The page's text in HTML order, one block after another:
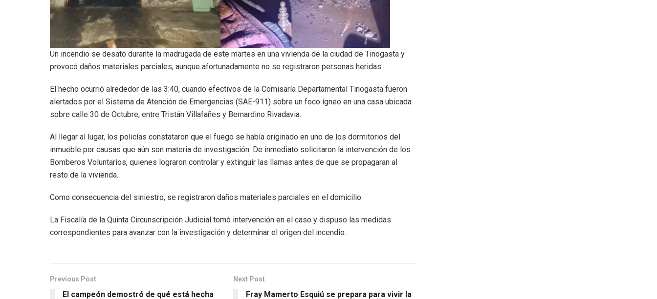
Un incendio se desató durante la madrugada de este martes en una vivienda de la ciudad de Tinogasta y
provocó daños materiales parciales, aunque afortunadamente no se registraron personas heridas.
El hecho ocurrió alrededor de las 3:40, cuando efectivos de la Comisaría Departamental Tinogasta fueron
alertados por el Sistema de Atención de Emergencias (SAE-911) sobre un foco ígneo en una casa ubicada
sobre calle 30 de Octubre, entre Tristán Villafañes y Bernardino Rivadavia.
Al llegar al lugar, los policías constataron que el fuego se había originado en uno de los dormitorios del
inmueble por causas que aún son materia de investigación. De inmediato solicitaron la intervención de los
Bomberos Voluntarios, quienes lograron controlar y extinguir las llamas antes de que se propagaran al
resto de la vivienda.
Como consecuencia del siniestro, se registraron daños materiales parciales en el domicilio.
La Fiscalía de la Quinta Circunscripción Judicial tomó intervención en el caso y dispuso las medidas
correspondientes para avanzar con la investigación y determinar el origen del incendio.
Previous Post
El campeón demostró de qué está hecha
Next Post
Fray Mamerto Esquiú se prepara para vivir la